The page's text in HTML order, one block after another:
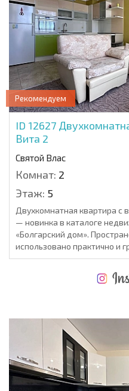
Рекомендуем
ID 12627
Вита 2
Святой Влас
Комнат: 2
Этаж: 5
Двухкомнатная квартира с
— новинка в каталоге
«Болгарский дом».
использовано практично и